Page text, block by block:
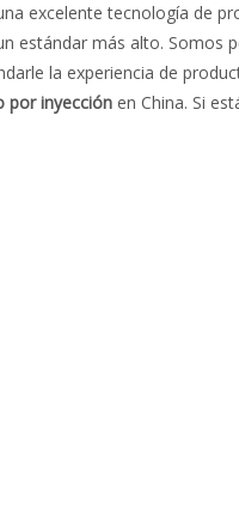
excelente tecnología de
estándar más alto. Somos
la experiencia de
por inyección en China. Si